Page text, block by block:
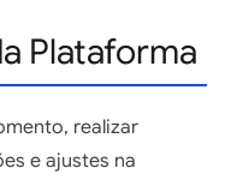
Plataforma
realizar
e ajustes na